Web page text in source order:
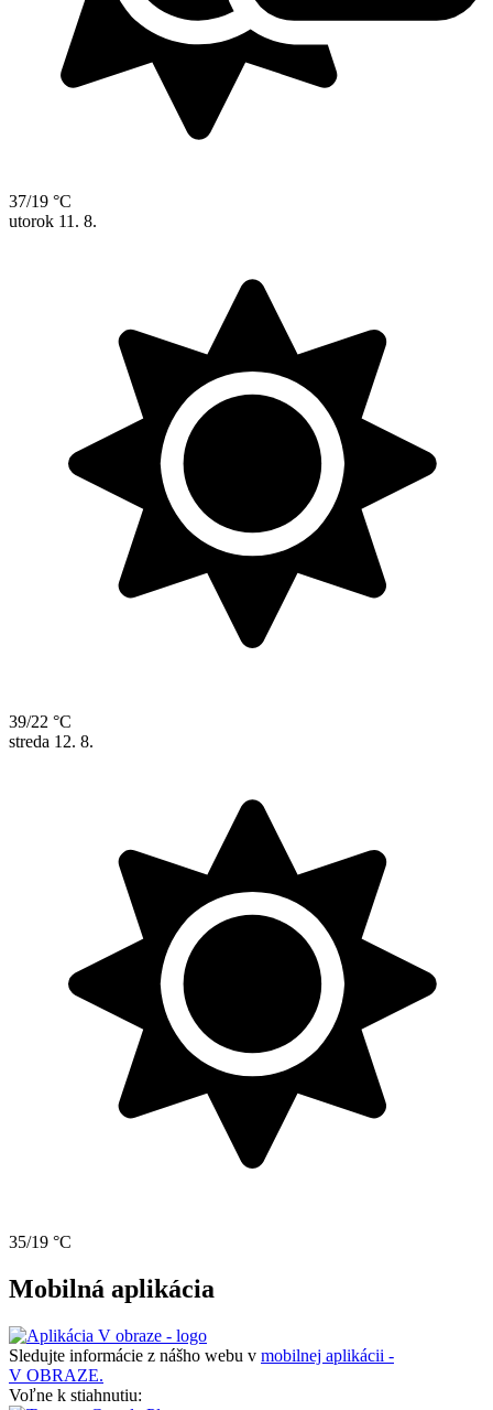
37/19 °C
utorok 11. 8.
39/22 °C
streda 12. 8.
35/19 °C
Mobilná aplikácia
Sledujte informácie z nášho webu v mobilnej aplikácii -
V OBRAZE.
Voľne k stiahnutiu: